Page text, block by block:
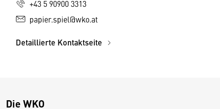
+43 5 90900 3313
papier.spiel@wko.at
Detaillierte Kontaktseite
Die WKO